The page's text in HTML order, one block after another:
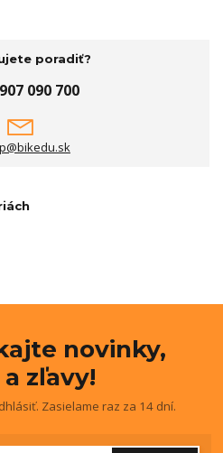
poradiť?
090 700
novinky,
zľavy!
Zasielame raz za 14 dní.